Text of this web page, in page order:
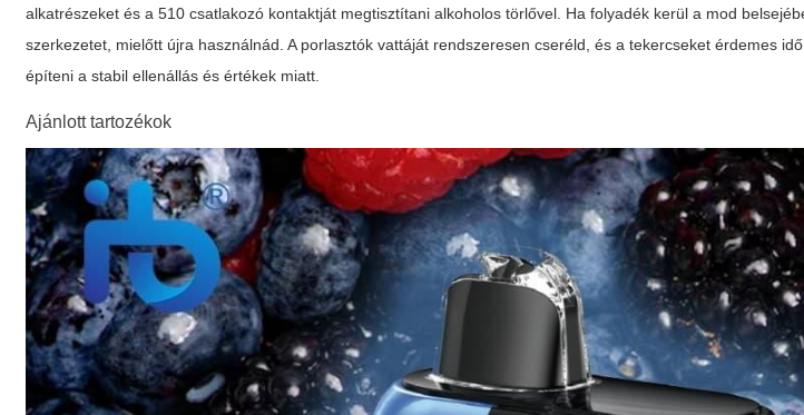
alkatrészeket és a 510 csatlakozó kontaktját megtisztítani alkoholos törlővel. Ha folyadék kerül a mod
szerkezetet, mielőtt újra használnád. A porlasztók vattáját rendszeresen cseréld, és a tekercseket érdemes
építeni a stabil ellenállás és értékek miatt.
Ajánlott tartozékok